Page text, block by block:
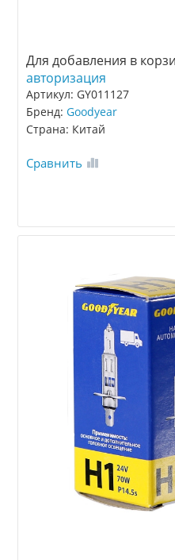
Для добавления в
авторизация
Артикул: GY011127
Бренд:Goodyear
Страна: Китай
Сравнить